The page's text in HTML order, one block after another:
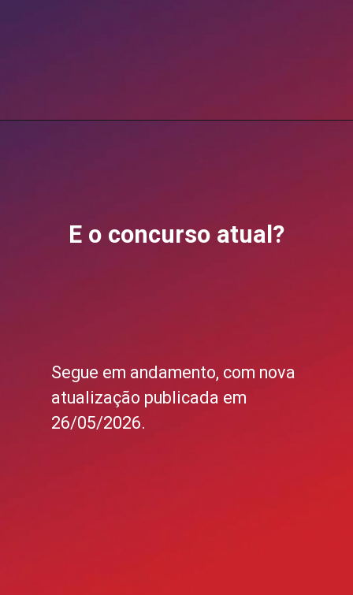
E o concurso atual?
Segue em andamento, com nova
atualização publicada em
26/05/2026.